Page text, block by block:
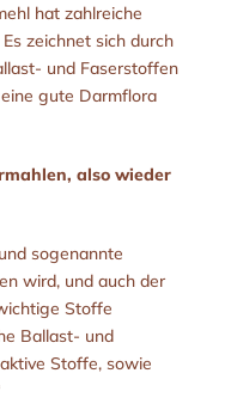
hat zahlreiche
zeichnet sich durch
und Faserstoffen
gute Darmflora
also wieder
sogenannte
wird, und auch der
Stoffe
Ballast- und
Stoffe, sowie